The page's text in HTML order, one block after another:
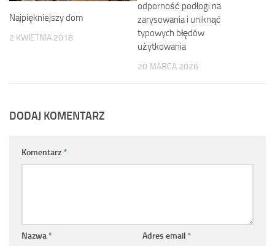
Najpiękniejszy dom
2 KWIETNIA 2018
odporność podłogi na
zarysowania i uniknąć
typowych błędów
użytkowania
20 MARCA 2026
DODAJ KOMENTARZ
Komentarz*
Nazwa* Adres email *